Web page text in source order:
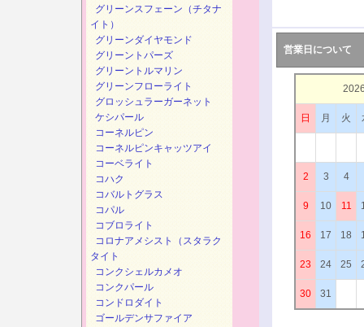
営業日について
日 月 火
2 3 4
9 10 11
16 17 18
23 24 25
30 31
グリーンスフェーン（チタナ
イト）
グリーンダイヤモンド
グリーントパーズ
グリーントルマリン
グリーンフローライト
グロッシュラーガーネット
ケシパール
コーネルピン
コーネルピンキャッツアイ
コーベライト
コハク
コバルトグラス
コパル
コブロライト
コロナアメシスト（スタラク
タイト
コンクシェルカメオ
コンクパール
コンドロダイト
ゴールデンサファイア